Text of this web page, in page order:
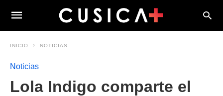
INICIO NOTICIAS
Noticias
Lola Indigo comparte el